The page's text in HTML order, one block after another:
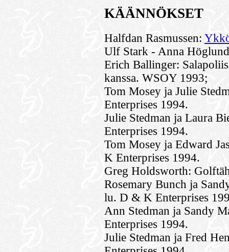
KÄÄNNÖKSET
Halfdan Rasmussen:
Ulf Stark - Anna
Erich Ballinger:
kanssa. WSOY 1993;
Tom Mosey ja Julie
Enterprises 1994.
Julie Stedman ja Laura
Enterprises 1994.
Tom Mosey ja Edward
K Enterprises 1994.
Greg Holdsworth:
Rosemary Bunch ja
lu. D & K Enterprises
Ann Stedman ja Sandy
Enterprises 1994.
Julie Stedman ja Fred